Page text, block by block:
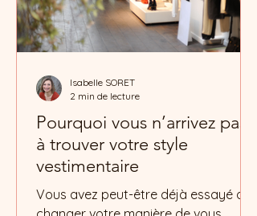
Pourquoi vous n’arrivez pas
à trouver votre style
vestimentaire
Vous avez peut-être déjà essayé de
Isabelle SORET
2 min de lecture